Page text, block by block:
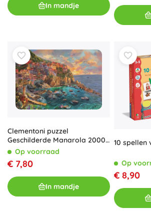
In mandje
Clementoni puzzel
Geschilderde Manarola 2000
stukjes
Op voorraad
€ 7,80
In mandje
10 spellen
Op
€ 8,90